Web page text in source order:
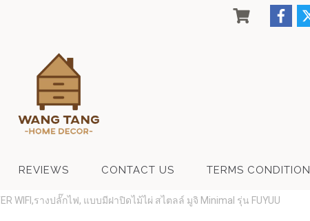
REVIEWS CONTACT US TERMS CONDITION
WIFI,รางปลั๊กไฟ, แบบมีฝาปิดไม้ไผ่ สไตลล์ มูจิ Minimal รุ่น FUYUU